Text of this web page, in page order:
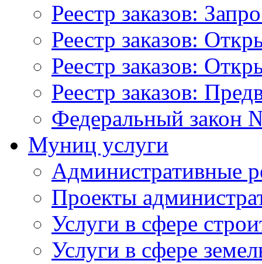
Реестр заказов:
Реестр заказов:
Реестр заказов:
Реестр заказов:
Федеральный закон
Муниц услуги
Административные
Проекты
Услуги в сфере
Услуги в сфере